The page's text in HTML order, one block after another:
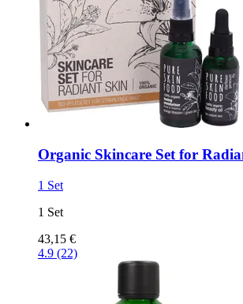
Organic Skincare Set for
1 Set
1 Set
43,15 €
4.9 (22)